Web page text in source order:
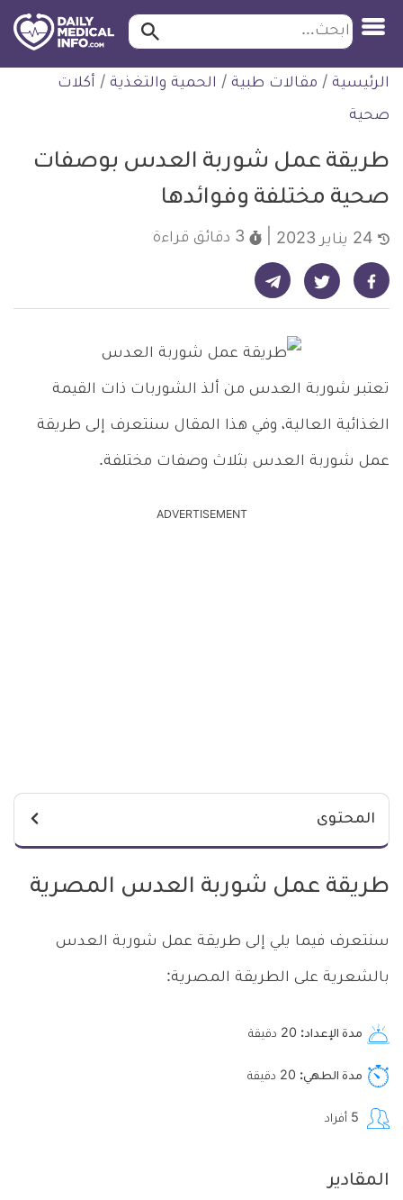
التخطي
للمحتوى
طبية
ابحث ابحث…
الرئيسية / مقالات طبية / الحمية والتغذية / أكلات
صحية
طريقة عمل شوربة العدس بوصفات
صحية مختلفة وفوائدها
3 دقائق قراءة
شارك على فيسبوك - ديلي ميديكال انفو شارك على تويتر - ديلي ميديكال انفو شارك على تيليجرام - ديلي ميديكال انفو
تعتبر شوربة العدس من ألذ الشوربات ذات القيمة
الغذائية العالية، وفي هذا المقال سنتعرف إلى طريقة
عمل شوربة العدس بثلاث وصفات مختلفة.
ADVERTISEMENT
المحتوى
طريقة عمل شوربة العدس المصرية
سنتعرف فيما يلي إلى طريقة عمل شوربة العدس
بالشعرية على الطريقة المصرية:
مدة الإعداد دقيقة
مدة الطهي دقيقة
أفراد
المقادير